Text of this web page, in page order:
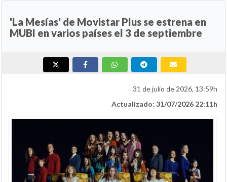
'La Mesías' de Movistar Plus se estrena en
MUBI en varios países el 3 de septiembre
31 de julio de 2026, 13:59h
Actualizado: 31/07/2026 22:11h